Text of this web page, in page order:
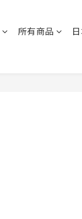
所有商品